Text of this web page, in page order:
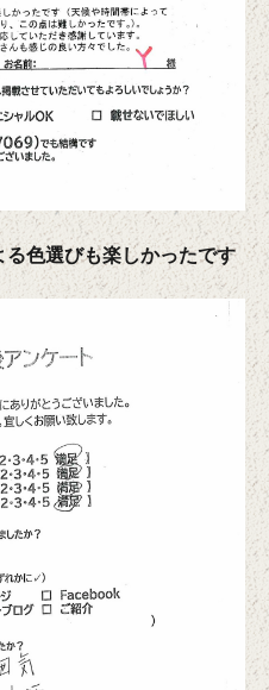
色選びも楽しかったです